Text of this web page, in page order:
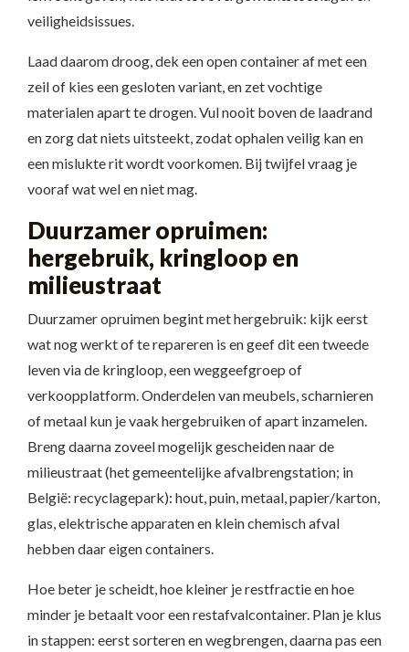
veiligheidsissues.
Laad daarom droog, dek een open container af met een
zeil of kies een gesloten variant, en zet vochtige
materialen apart te drogen. Vul nooit boven de laadrand
en zorg dat niets uitsteekt, zodat ophalen veilig kan en
een mislukte rit wordt voorkomen. Bij twijfel vraag je
vooraf wat wel en niet mag.
Duurzamer opruimen:
hergebruik, kringloop en
milieustraat
Duurzamer opruimen begint met hergebruik: kijk eerst
wat nog werkt of te repareren is en geef dit een tweede
leven via de kringloop, een weggeefgroep of
verkoopplatform. Onderdelen van meubels, scharnieren
of metaal kun je vaak hergebruiken of apart inzamelen.
Breng daarna zoveel mogelijk gescheiden naar de
milieustraat (het gemeentelijke afvalbrengstation; in
België: recyclagepark): hout, puin, metaal, papier/karton,
glas, elektrische apparaten en klein chemisch afval
hebben daar eigen containers.
Hoe beter je scheidt, hoe kleiner je restfractie en hoe
minder je betaalt voor een restafvalcontainer. Plan je klus
in stappen: eerst sorteren en wegbrengen, daarna pas een